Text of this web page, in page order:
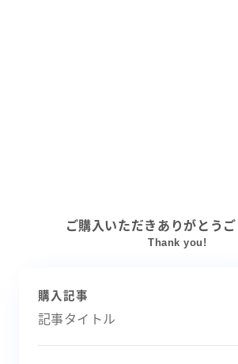
ご購入いただきありがとう
Thank you!
購入記事
記事タイトル